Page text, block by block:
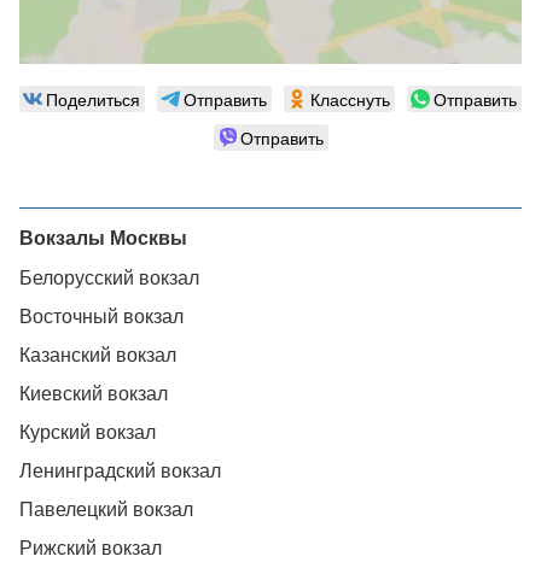
Поделиться Отправить Класснуть
Отправить
Отправить
Вокзалы Москвы
Белорусский вокзал
Восточный вокзал
Казанский вокзал
Киевский вокзал
Курский вокзал
Ленинградский вокзал
Павелецкий вокзал
Рижский вокзал